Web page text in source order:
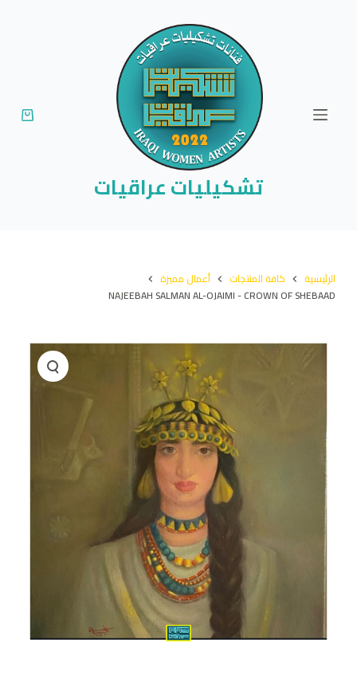
تشكيليات عراقيات
الرئيسية كافة المنتجات
أعمال مميزة
NAJEEBAH SALMAN AL-OJAIMI - CROWN OF SHEBAAD